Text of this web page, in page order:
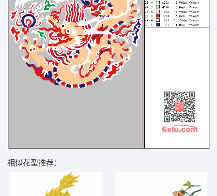
相似花型推荐：